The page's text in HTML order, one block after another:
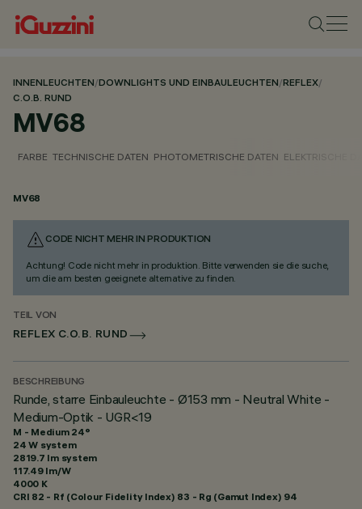
INNENLEUCHTEN/DOWNLIGHTS UND EINBAULEUCHTEN/REFLEX/
C.O.B. RUND
MV68
FARBE TECHNISCHE DATEN PHOTOMETRISCHE DATEN ELEKTRISCHE
MV68
CODE NICHT MEHR IN PRODUKTION
Achtung! Code nicht mehr in produktion. Bitte verwenden sie die suche,
um die am besten geeignete alternative zu finden.
TEIL VON
REFLEX C.O.B. RUND
BESCHREIBUNG
Runde, starre Einbauleuchte - Ø153 mm - Neutral White -
Medium-Optik - UGR<19
M - Medium 24°
24 W system
2819.7 lm system
117.49 lm/W
4000 K
CRI 82 - Rf (Colour Fidelity Index) 83 - Rg (Gamut Index) 94